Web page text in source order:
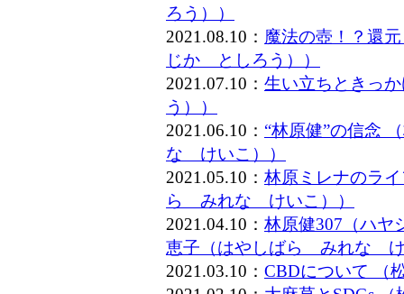
ろう））
2021.08.10： 魔法の壺！？還
じか としろう））
2021.07.10： 生い立ちときっ
う））
2021.06.10： “林原健”の信念
な けいこ））
2021.05.10： 林原ミレナのラ
ら みれな けいこ））
2021.04.10： 林原健307（ハヤ
恵子（はやしばら みれな
2021.03.10： CBDについて